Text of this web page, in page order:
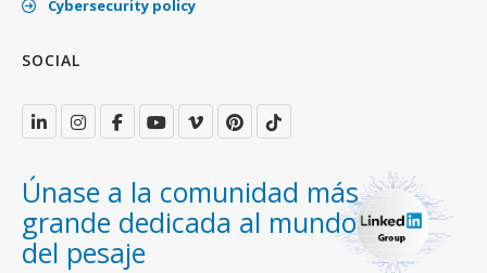
Cybersecurity policy
SOCIAL
Únase a la comunidad más
grande dedicada al mundo
del pesaje